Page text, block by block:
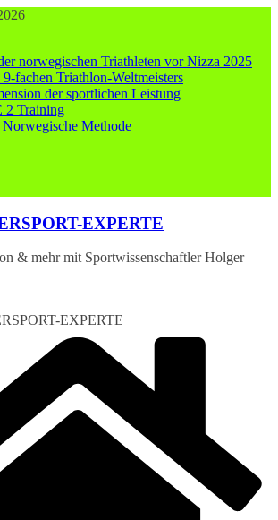
norwegischen Triathleten vor Nizza 2025
fachen Triathlon-Weltmeisters
der sportlichen Leistung
2 Training
Methode
EXPERTE
& mehr mit Sportwissenschaftler Holger